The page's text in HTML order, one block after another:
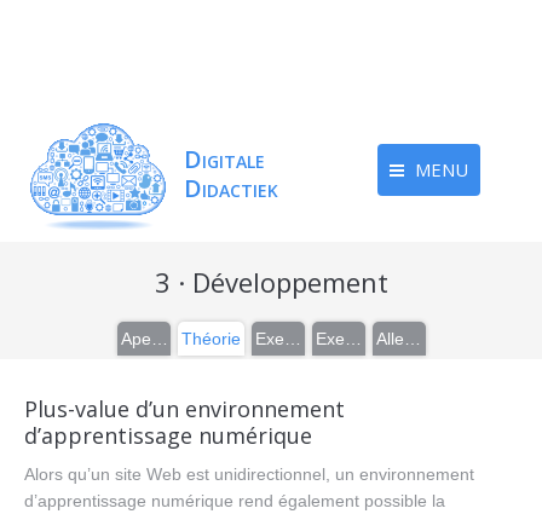
MENU
3 · Développement
Théorie
Plus-value d’un environnement
d’apprentissage numérique
Alors qu’un site Web est unidirectionnel, un environnement
d’apprentissage numérique rend également possible la